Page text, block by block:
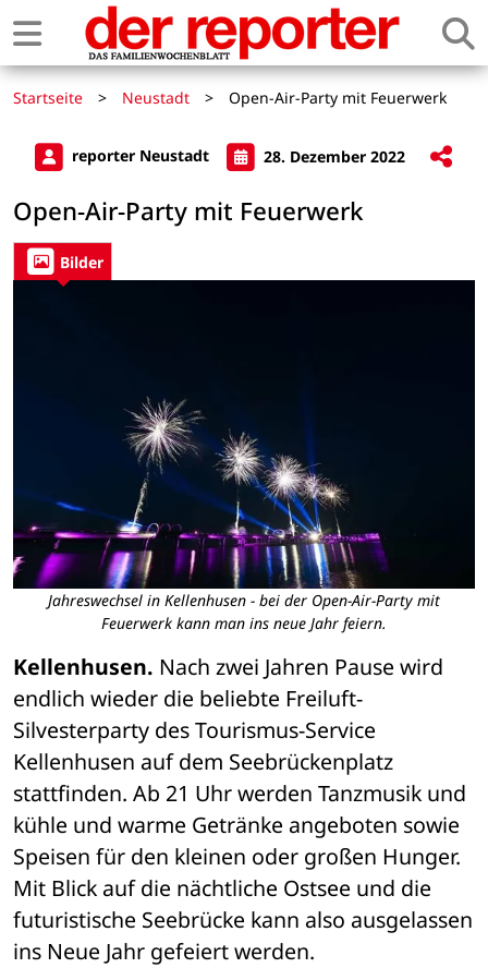
Startseite > Neustadt > Open-Air-Party mit Feuerwerk
reporter Neustadt 28. Dezember 2022
Open-Air-Party mit Feuerwerk
Bilder
Jahreswechsel in Kellenhusen - bei der Open-Air-Party mit
Feuerwerk kann man ins neue Jahr feiern.
Kellenhusen. Nach zwei Jahren Pause wird
endlich wieder die beliebte Freiluft-
Silvesterparty des Tourismus-Service
Kellenhusen auf dem Seebrückenplatz
stattfinden. Ab 21 Uhr werden Tanzmusik und
kühle und warme Getränke angeboten sowie
Speisen für den kleinen oder großen Hunger.
Mit Blick auf die nächtliche Ostsee und die
futuristische Seebrücke kann also ausgelassen
ins Neue Jahr gefeiert werden.